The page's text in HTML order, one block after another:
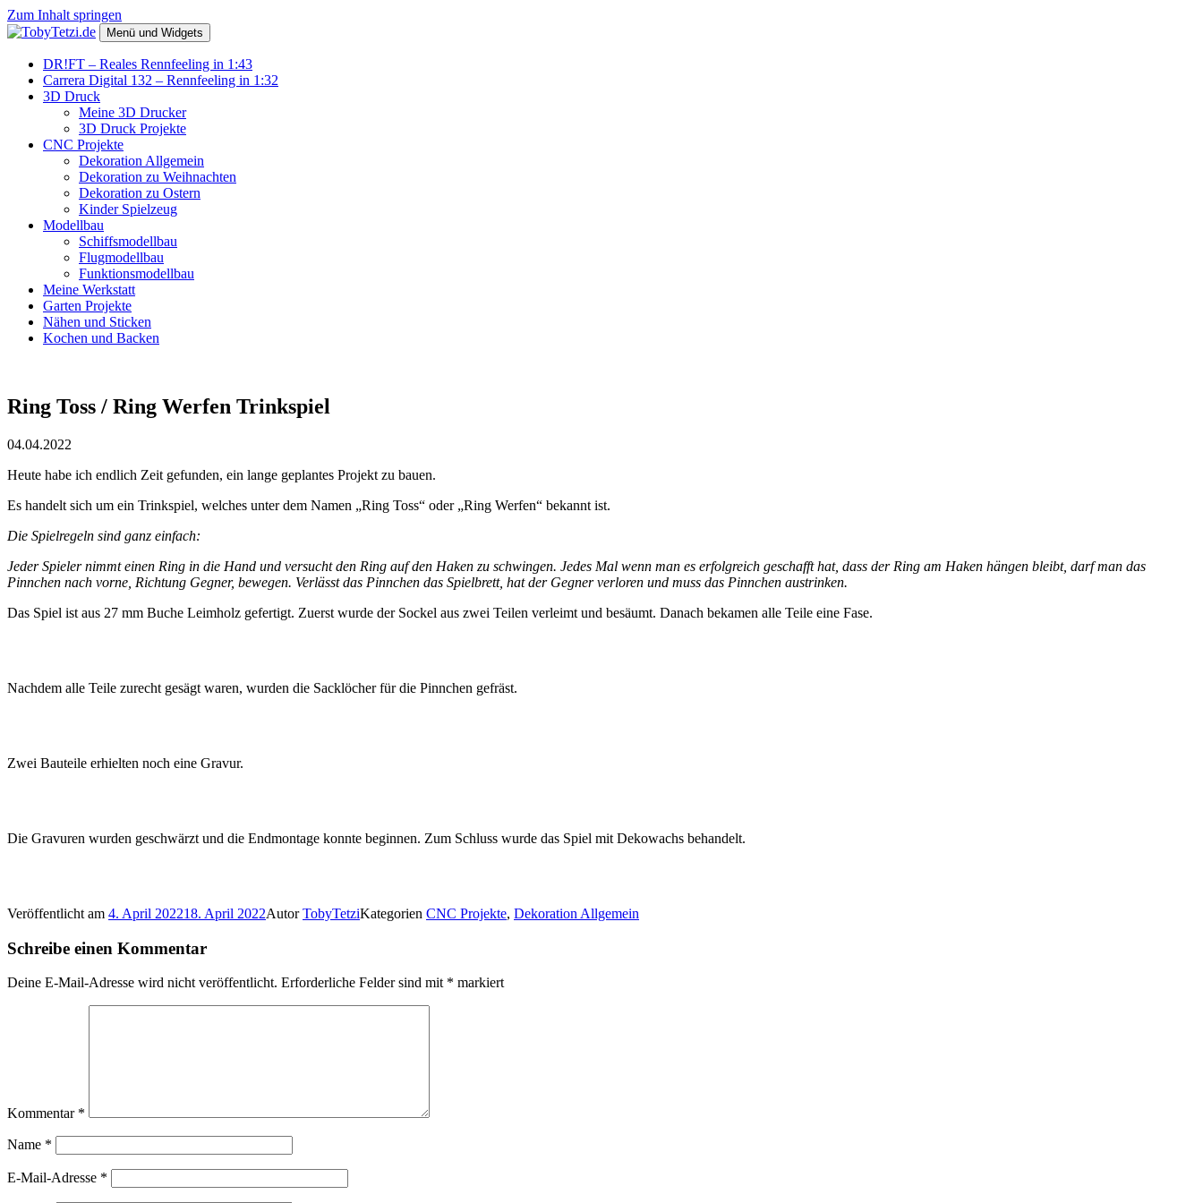
Zum Inhalt springen
TobyTetzi.de
Mein Hobby und schönes aus Holz
Menü und Widgets
DR!FT – Reales Rennfeeling in 1:43
Carrera Digital 132 – Rennfeeling in 1:32
3D Druck
Meine 3D Drucker
3D Druck Projekte
CNC Projekte
Dekoration Allgemein
Dekoration zu Weihnachten
Dekoration zu Ostern
Kinder Spielzeug
Modellbau
Schiffsmodellbau
Flugmodellbau
Funktionsmodellbau
Meine Werkstatt
Garten Projekte
Nähen und Sticken
Kochen und Backen
Ring Toss / Ring Werfen Trinkspiel
04.04.2022
Heute habe ich endlich Zeit gefunden, ein lange geplantes Projekt zu bauen.
Es handelt sich um ein Trinkspiel, welches unter dem Namen „Ring Toss“ oder „Ring Werfen“ bekannt ist.
Die Spielregeln sind ganz einfach:
Jeder Spieler nimmt einen Ring in die Hand und versucht den Ring auf den Haken zu schwingen. Jedes Mal wenn man es erfolgreich geschafft hat, dass der Ring am Haken hängen bleibt, darf man das
Pinnchen nach vorne, Richtung Gegner, bewegen. Verlässt das Pinnchen das Spielbrett, hat der Gegner verloren und muss das Pinnchen austrinken.
Das Spiel ist aus 27 mm Buche Leimholz gefertigt. Zuerst wurde der Sockel aus zwei Teilen verleimt und besäumt. Danach bekamen alle Teile eine Fase.
Nachdem alle Teile zurecht gesägt waren, wurden die Sacklöcher für die Pinnchen gefräst.
Zwei Bauteile erhielten noch eine Gravur.
Die Gravuren wurden geschwärzt und die Endmontage konnte beginnen. Zum Schluss wurde das Spiel mit Dekowachs behandelt.
Veröffentlicht am 4. April 202218. April 2022AutorTobyTetziKategorien CNC Projekte, Dekoration Allgemein
Schreibe einen Kommentar
Deine E-Mail-Adresse wird nicht veröffentlicht. Erforderliche Felder sind mit * markiert
Kommentar *
Name *
E-Mail-Adresse *